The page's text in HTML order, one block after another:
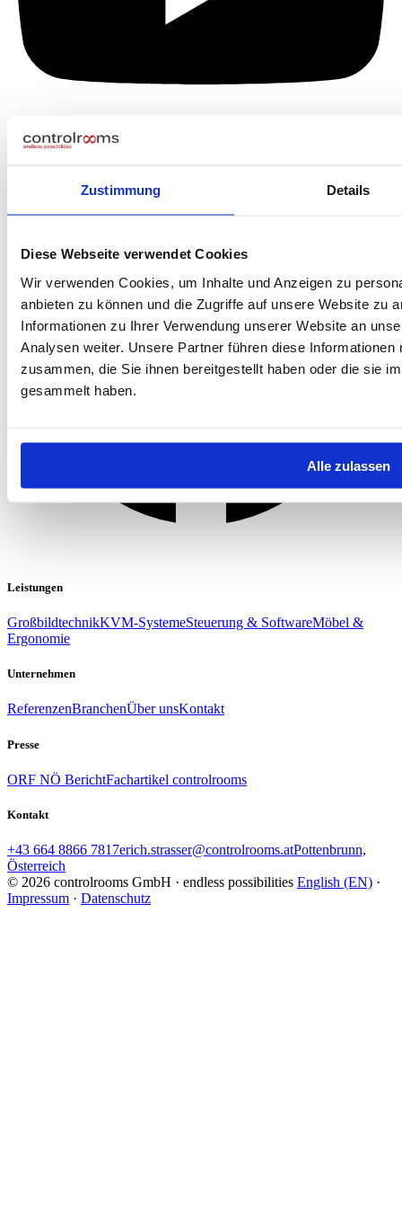
Zustimmung Details
Diese Webseite verwendet Cookies
Wir verwenden Cookies, um Inhalte und Anzeigen zu
anbieten zu können und die Zugriffe auf unsere Website zu
Informationen zu Ihrer Verwendung unserer Website an
Analysen weiter. Unsere Partner führen diese
zusammen, die Sie ihnen bereitgestellt haben oder die sie
gesammelt haben.
Alle zulassen
Leistungen
GroßbildtechnikKVM-SystemeSteuerung & SoftwareMöbel &
Ergonomie
Unternehmen
ReferenzenBranchenÜber unsKontakt
Presse
ORF NÖ BerichtFachartikel controlrooms
Kontakt
+43 664 8866 7817erich.strasser@controlrooms.atPottenbrunn,
Österreich
© 2026 controlrooms GmbH · endless possibilities English (EN) ·
Impressum · Datenschutz